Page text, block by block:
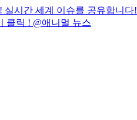
실시간 세계 이슈를 공유합니다!
클릭 ! @애니멀 뉴스